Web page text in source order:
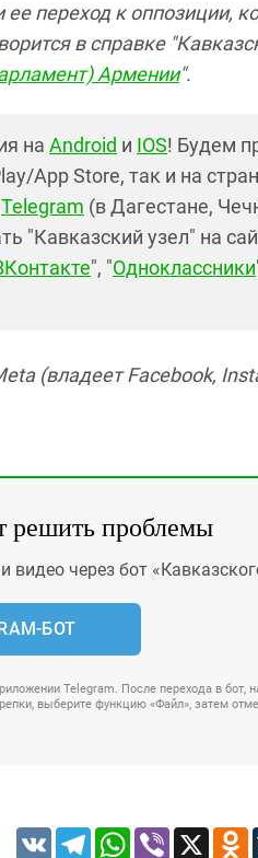
переход к оппозиции,
в справке
Армении".
на Android и IOS! Будем
App Store, так и на
Telegram (в Дагестане,
"Кавказский узел" на
", "Одноклассники
(владеет Facebook,
решить проблемы
видео через бот
БОТ
Telegram. После перехода в бот,
выберите функцию «Файл», затем
VK TelegramWhatsApp
Viber X